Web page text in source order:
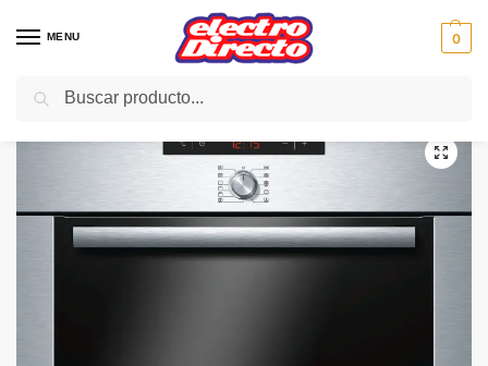
MENU 0
Inicio Gama blanca Hornos